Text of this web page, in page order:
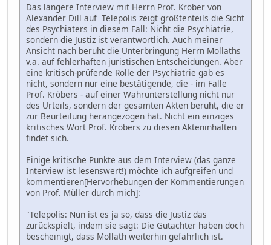
Das längere Interview mit Herrn Prof. Kröber von
Alexander Dill auf Telepolis zeigt größtenteils die Sicht
des Psychiaters in diesem Fall: Nicht die Psychiatrie,
sondern die Justiz ist verantwortlich. Auch meiner
Ansicht nach beruht die Unterbringung Herrn Mollaths
v.a. auf fehlerhaften juristischen Entscheidungen. Aber
eine kritisch-prüfende Rolle der Psychiatrie gab es
nicht, sondern nur eine bestätigende, die - im Falle
Prof. Kröbers - auf einer Wahrunterstellung nicht nur
des Urteils, sondern der gesamten Akten beruht, die er
zur Beurteilung herangezogen hat. Nicht ein einziges
kritisches Wort Prof. Kröbers zu diesen Akteninhalten
findet sich.
Einige kritische Punkte aus dem Interview (das ganze
Interview ist lesenswert!) möchte ich aufgreifen und
kommentieren[Hervorhebungen der Kommentierungen
von Prof. Müller durch mich]:
"Telepolis: Nun ist es ja so, dass die Justiz das
zurückspielt, indem sie sagt: Die Gutachter haben doch
bescheinigt, dass Mollath weiterhin gefährlich ist.